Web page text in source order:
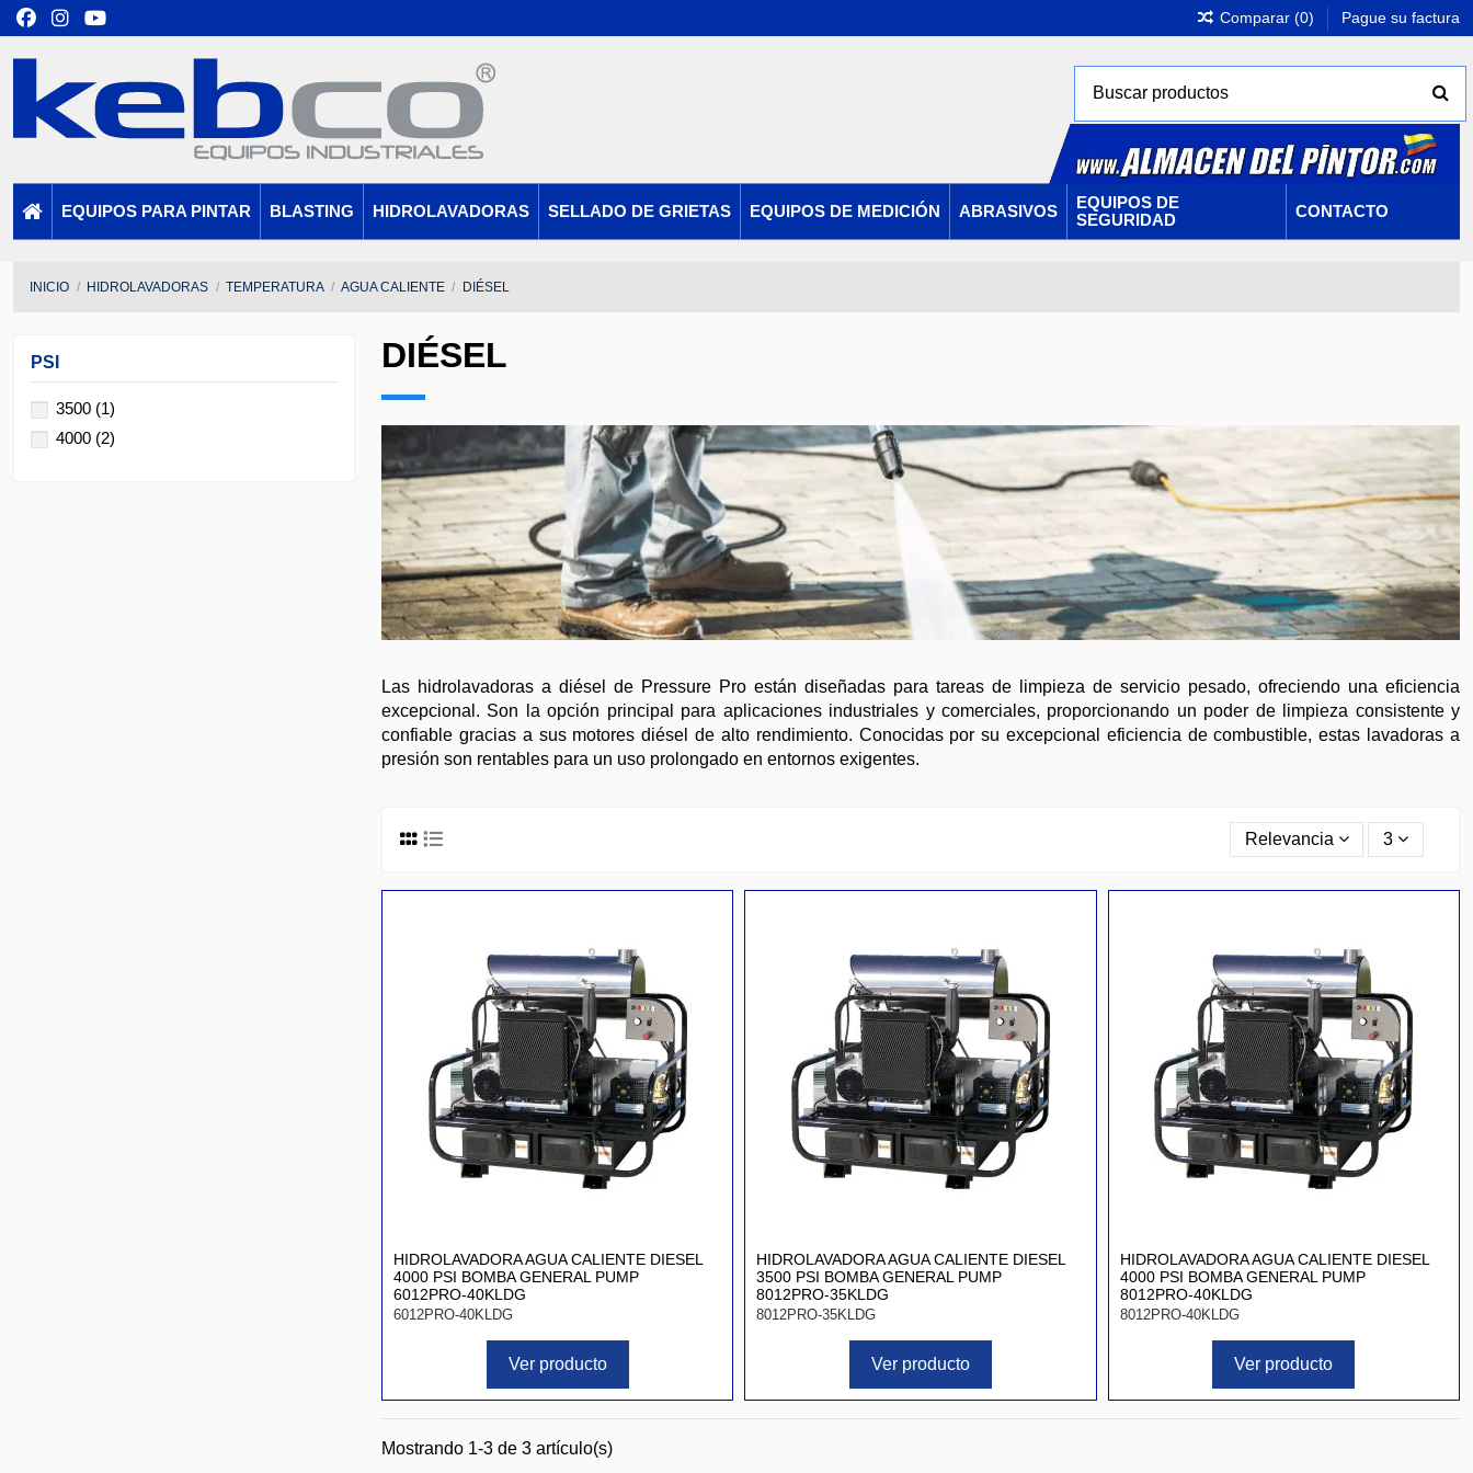
Comparar (0) Pague su factura
EQUIPOS PARA PINTAR BLASTING HIDROLAVADORAS SELLADO DE GRIETAS EQUIPOS DE MEDICIÓN ABRASIVOS
EQUIPOS DE
SEGURIDAD
CONTACTO
INICIO HIDROLAVADORAS TEMPERATURA AGUA CALIENTE DIÉSEL
DIÉSEL
Las hidrolavadoras a diésel de Pressure Pro están diseñadas para tareas de limpieza de servicio pesado, ofreciendo una eficiencia
excepcional. Son la opción principal para aplicaciones industriales y comerciales, proporcionando un poder de limpieza consistente y
confiable gracias a sus motores diésel de alto rendimiento. Conocidas por su excepcional eficiencia de combustible, estas lavadoras a
presión son rentables para un uso prolongado en entornos exigentes.
Relevancia 3
HIDROLAVADORA AGUA CALIENTE DIESEL
4000 PSI BOMBA GENERAL PUMP
6012PRO-40KLDG
6012PRO-40KLDG
Ver producto
HIDROLAVADORA AGUA CALIENTE DIESEL
3500 PSI BOMBA GENERAL PUMP
8012PRO-35KLDG
8012PRO-35KLDG
Ver producto
HIDROLAVADORA AGUA CALIENTE DIESEL
4000 PSI BOMBA GENERAL PUMP
8012PRO-40KLDG
8012PRO-40KLDG
Ver producto
Mostrando 1-3 de 3 artículo(s)
PSI
3500 (1)
4000 (2)